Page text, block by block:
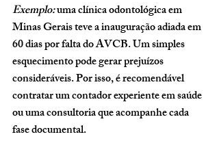
Exemplo: uma clínica odontológica em
Minas Gerais teve a inauguração adiada em
60 dias por falta do AVCB. Um simples
esquecimento pode gerar prejuízos
consideráveis. Por isso, é recomendável
contratar um contador experiente em saúde
ou uma consultoria que acompanhe cada
fase documental.